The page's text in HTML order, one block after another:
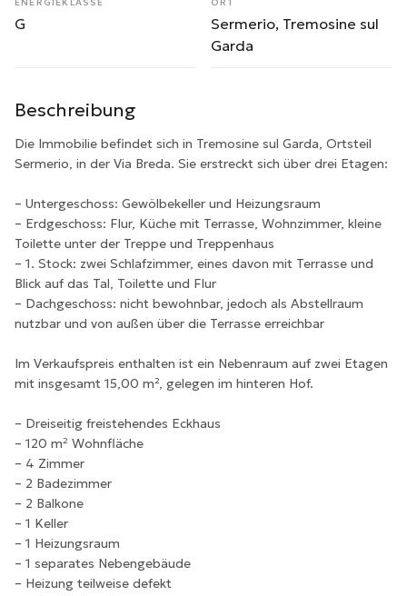
G
Sermerio, Tremosine sul
Garda
Beschreibung
Die Immobilie befindet sich in Tremosine sul Garda, Ortsteil
Sermerio, in der Via Breda. Sie erstreckt sich über drei Etagen:
– Untergeschoss: Gewölbekeller und Heizungsraum
– Erdgeschoss: Flur, Küche mit Terrasse, Wohnzimmer, kleine
Toilette unter der Treppe und Treppenhaus
– 1. Stock: zwei Schlafzimmer, eines davon mit Terrasse und
Blick auf das Tal, Toilette und Flur
– Dachgeschoss: nicht bewohnbar, jedoch als Abstellraum
nutzbar und von außen über die Terrasse erreichbar
Im Verkaufspreis enthalten ist ein Nebenraum auf zwei Etagen
mit insgesamt 15,00 m², gelegen im hinteren Hof.
– Dreiseitig freistehendes Eckhaus
– 120 m² Wohnfläche
– 4 Zimmer
– 2 Badezimmer
– 2 Balkone
– 1 Keller
– 1 Heizungsraum
– 1 separates Nebengebäude
– Heizung teilweise defekt